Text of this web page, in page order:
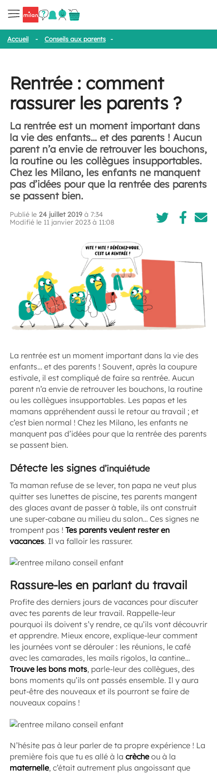
Accueil - Conseils aux parents -
Rentrée : comment
rassurer les parents ?
La rentrée est un moment important dans
la vie des enfants… et des parents ! Aucun
parent n’a envie de retrouver les bouchons,
la routine ou les collègues insupportables.
Chez les Milano, les enfants ne manquent
pas d’idées pour que la rentrée des parents
se passent bien.
Publié le 24 juillet 2019 à 7:34
Modifié le 11 janvier 2023 à 11:08
La rentrée est un moment important dans la vie des
enfants… et des parents ! Souvent, après la coupure
estivale, il est compliqué de faire sa rentrée. Aucun
parent n’a envie de retrouver les bouchons, la routine
ou les collègues insupportables. Les papas et les
mamans appréhendent aussi le retour au travail ; et
c’est bien normal ! Chez les Milano, les enfants ne
manquent pas d’idées pour que la rentrée des parents
se passent bien.
Détecte les signes d’inquiétude
Ta maman refuse de se lever, ton papa ne veut plus
quitter ses lunettes de piscine, tes parents mangent
des glaces avant de passer à table, ils ont construit
une super-cabane au milieu du salon… Ces signes ne
trompent pas ! Tes parents veulent rester en
vacances. Il va falloir les rassurer.
Rassure-les en parlant du travail
Profite des derniers jours de vacances pour discuter
avec tes parents de leur travail. Rappelle-leur
pourquoi ils doivent s’y rendre, ce qu’ils vont découvrir
et apprendre. Mieux encore, explique-leur comment
les journées vont se dérouler : les réunions, le café
avec les camarades, les mails rigolos, la cantine…
Trouve les bons mots, parle-leur des collègues, des
bons moments qu’ils ont passés ensemble. Il y aura
peut-être des nouveaux et ils pourront se faire de
nouveaux copains !
N’hésite pas à leur parler de ta propre expérience ! La
première fois que tu es allé à la crècheou à la
maternelle, c’était autrement plus angoissant que